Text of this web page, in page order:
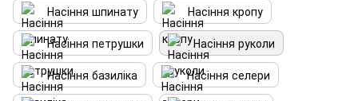
Насіння шпинату
Насіння кропу
Насіння петрушки
Насіння руколи
Насіння базиліка
Насіння селери